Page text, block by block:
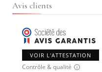
Avis clients
VOIR L'ATTESTATION
Contrôle & qualité